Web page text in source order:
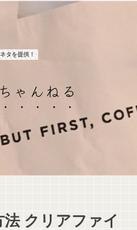
タを提供！
ゃんねる
クリアファイ